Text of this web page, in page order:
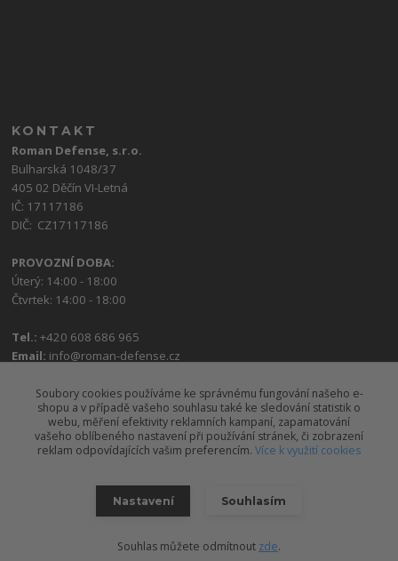
KONTAKT
Roman Defense, s.r.o.
Bulharská 1048/37
405 02 Děčín VI-Letná
IČ: 17117186
DIČ: CZ17117186
PROVOZNÍ DOBA:
Úterý: 14:00 - 18:00
Čtvrtek: 14:00 - 18:00
Tel.:+420 608 686 965
Email: info@roman-defense.cz
Vytvořeno na
Eshop-rychle.cz
Soubory cookies používáme ke správnému fungování našeho e-
shopu a v případě vašeho souhlasu také ke sledování statistik o
webu, měření efektivity reklamních kampaní, zapamatování
vašeho oblíbeného nastavení při používání stránek, či zobrazení
reklam odpovídajících vašim preferencím. Více k využití cookies
Nastavení Souhlasím
Souhlas můžete odmítnout zde.